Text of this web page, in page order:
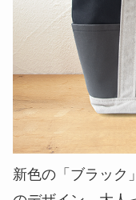
新色の「ブラック